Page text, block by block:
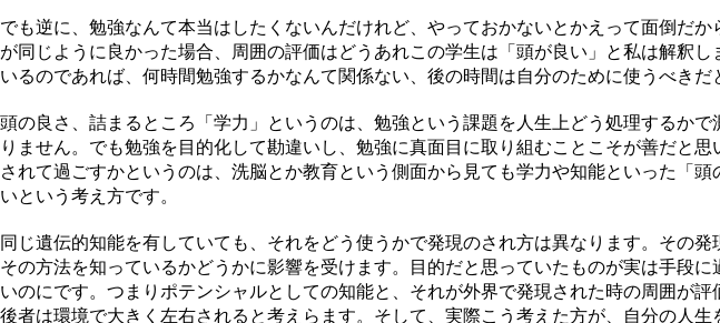
でも逆に、勉強なんて本当はしたくないんだけれど、やっておかないとかえって面倒だ
が同じように良かった場合、周囲の評価はどうあれこの学生は「頭が良い」と私は解釈
いるのであれば、何時間勉強するかなんて関係ない、後の時間は自分のために使うべきだ
頭の良さ、詰まるところ「学力」というのは、勉強という課題を人生上どう処理するか
りません。でも勉強を目的化して勘違いし、勉強に真面目に取り組むことこそが善だと
されて過ごすかというのは、洗脳とか教育という側面から見ても学力や知能といった「
いという考え方です。
同じ遺伝的知能を有していても、それをどう使うかで発現のされ方は異なります。その
その方法を知っているかどうかに影響を受けます。目的だと思っていたものが実は手段
いのにです。つまりポテンシャルとしての知能と、それが外界で発現された時の周囲が
後者は環境で大きく左右されると考えらます。そして、実際こう考えた方が、自分の人生